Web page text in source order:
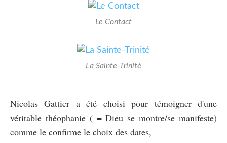
Le Contact
La Sainte-Trinité
Nicolas Gattier a été choisi pour témoigner d'une
véritable théophanie ( = Dieu se montre/se manifeste)
comme le confirme le choix des dates,